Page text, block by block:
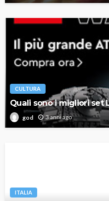
CULTURA
Quali sono i migliori set
god 3 anni ago
ITALIA